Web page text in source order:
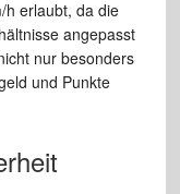
h erlaubt, da die
angepasst
nur besonders
und Punkte